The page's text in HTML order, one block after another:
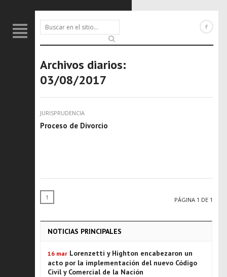
Archivos diarios:
03/08/2017
JURISPRUDENCIA
Proceso de Divorcio
1 PÁGINA 1 DE 1
NOTICIAS PRINCIPALES
16 mar Lorenzetti y Highton encabezaron un
acto por la implementación del nuevo Código
Civil y Comercial de la Nación